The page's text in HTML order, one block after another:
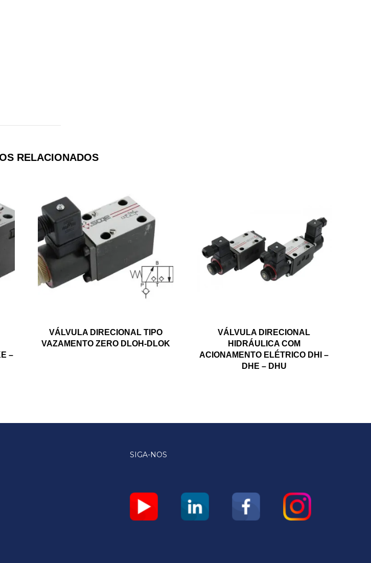
RELACIONADOS
–
VÁLVULA DIRECIONAL TIPO
VAZAMENTO ZERO DLOH-DLOK
VÁLVULA DIRECIONAL
HIDRÁULICA COM
ACIONAMENTO ELÉTRICO DHI –
DHE – DHU
SIGA-NOS